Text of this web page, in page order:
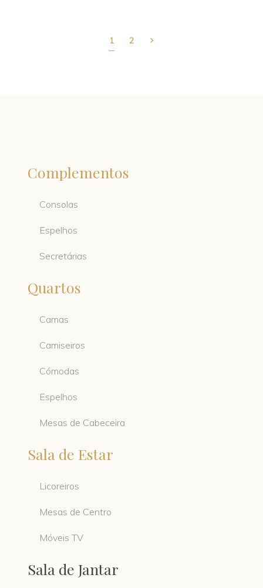
1 2
Complementos
Consolas
Espelhos
Secretárias
Quartos
Camas
Camiseiros
Cómodas
Espelhos
Mesas de Cabeceira
Sala de Estar
Licoreiros
Mesas de Centro
Móveis TV
Sala de Jantar